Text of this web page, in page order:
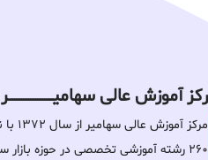
۲۶۰ رشته آموزشی تخصصی در حوزه بازار
عالی کشور و شناخته‌شده در سطح